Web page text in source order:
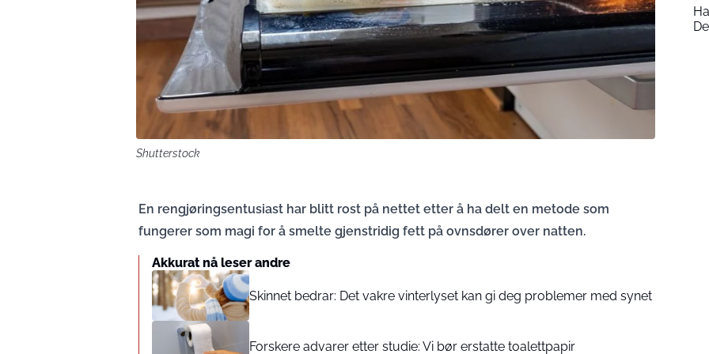
Shutterstock
En rengjøringsentusiast har blitt rost på nettet etter å ha delt en metode som
fungerer som magi for å smelte gjenstridig fett på ovnsdører over natten.
Akkurat nå leser andre
Skinnet bedrar: Det vakre vinterlyset kan gi deg problemer med synet
Forskere advarer etter studie: Vi bør erstatte toalettpapir